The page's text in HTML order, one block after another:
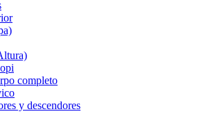
completo
y descendores